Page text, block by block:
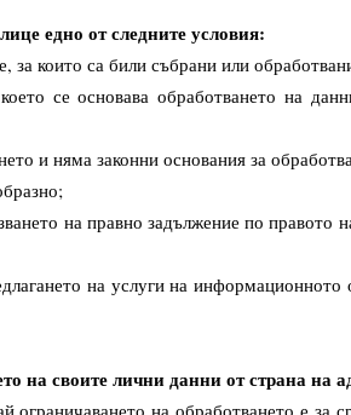
едно от следните условия:
които са били събрани или
се основава обработването на
и няма законни основания за
на правно задължение по правото
на услуги на информационното
на своите лични данни от страна на
на обработването е за